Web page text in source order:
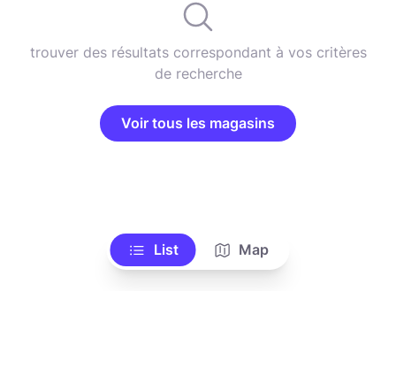
trouver des résultats correspondant à vos critères
de recherche
Voir tous les magasins
List Map